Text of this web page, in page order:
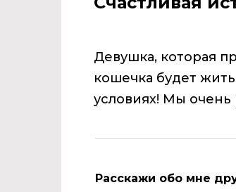
Девушка, которая
кошечка будет
условиях! Мы очень
Расскажи обо мне